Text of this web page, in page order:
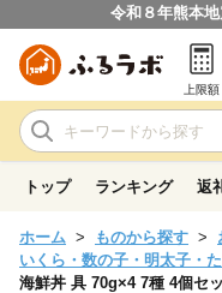
令和８年熊本
上限額
トップ ランキング 返
ホーム ものから探す
いくら・数の子・明太子・
海鮮丼 具 70g×4 7種 4個セ